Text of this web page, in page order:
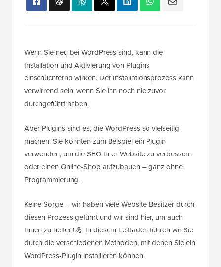
Wenn Sie neu bei WordPress sind, kann die
Installation und Aktivierung von Plugins
einschüchternd wirken. Der Installationsprozess kann
verwirrend sein, wenn Sie ihn noch nie zuvor
durchgeführt haben.
Aber Plugins sind es, die WordPress so vielseitig
machen. Sie könnten zum Beispiel ein Plugin
verwenden, um die SEO Ihrer Website zu verbessern
oder einen Online-Shop aufzubauen – ganz ohne
Programmierung.
Keine Sorge – wir haben viele Website-Besitzer durch
diesen Prozess geführt und wir sind hier, um auch
Ihnen zu helfen! 💪 In diesem Leitfaden führen wir Sie
durch die verschiedenen Methoden, mit denen Sie ein
WordPress-Plugin installieren können.